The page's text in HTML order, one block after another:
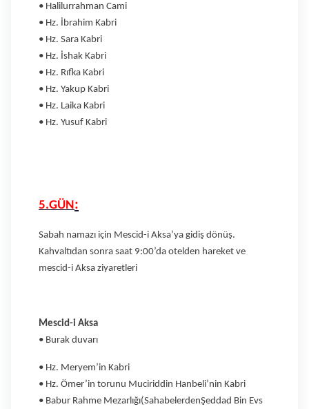
• Halilurrahman Cami
• Hz. İbrahim Kabri
• Hz. Sara Kabri
• Hz. İshak Kabri
• Hz. Rıfka Kabri
• Hz. Yakup Kabri
• Hz. Laika Kabri
• Hz. Yusuf Kabri
5.GÜN :
Sabah namazı için Mescid-i Aksa’ya gidiş dönüş.
Kahvaltıdan sonra saat 9:00’da otelden hareket ve
mescid-i Aksa ziyaretleri
Mescid-i Aksa
• Burak duvarı
• Hz. Meryem’in Kabri
• Hz. Ömer’in torunu Muciriddin Hanbeli’nin Kabri
• Babur Rahme Mezarlığı(SahabelerdenŞeddad Bin Evs